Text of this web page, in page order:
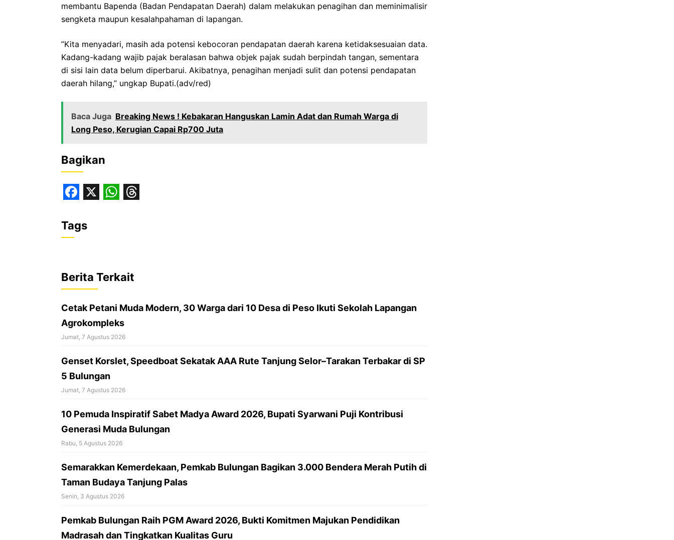
membantu Bapenda (Badan Pendapatan Daerah) dalam melakukan penagihan dan meminimalisir
sengketa maupun kesalahpahaman di lapangan.
”Kita menyadari, masih ada potensi kebocoran pendapatan daerah karena ketidaksesuaian data.
Kadang-kadang wajib pajak beralasan bahwa objek pajak sudah berpindah tangan, sementara
di sisi lain data belum diperbarui. Akibatnya, penagihan menjadi sulit dan potensi pendapatan
daerah hilang,” ungkap Bupati.(adv/red)
Baca Juga ‎Breaking News ! Kebakaran Hanguskan Lamin Adat dan Rumah Warga di
Long Peso, Kerugian Capai Rp700 Juta‎
Bagikan
a
c
b
o
o
k
s
A
p
p
a
d
s
Tags
Berita Terkait
Cetak Petani Muda Modern, 30 Warga dari 10 Desa di Peso Ikuti Sekolah Lapangan
Agrokompleks
Jumat, 7 Agustus 2026
‎Genset Korslet, Speedboat Sekatak AAA Rute Tanjung Selor–Tarakan Terbakar di SP
5 Bulungan
Jumat, 7 Agustus 2026
10 Pemuda Inspiratif Sabet Madya Award 2026, Bupati Syarwani Puji Kontribusi
Generasi Muda Bulungan
Rabu, 5 Agustus 2026
Semarakkan Kemerdekaan, Pemkab Bulungan Bagikan 3.000 Bendera Merah Putih di
Taman Budaya Tanjung Palas
Senin, 3 Agustus 2026
Pemkab Bulungan Raih PGM Award 2026, Bukti Komitmen Majukan Pendidikan
Madrasah dan Tingkatkan Kualitas Guru